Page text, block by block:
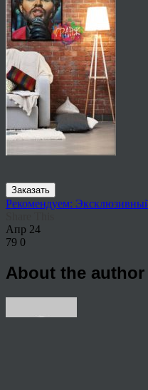
Заказать
Рекомендуем:
Апр 24
79 0
About the author